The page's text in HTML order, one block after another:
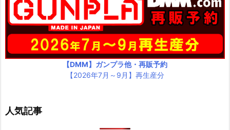
【DMM】ガンプラ他・再販予約
【2026年7月～9月】再生産分
人気記事